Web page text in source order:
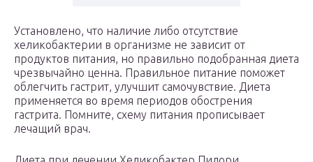
Установлено, что наличие либо отсутствие
хеликобактерии в организме не зависит от
продуктов питания, но правильно подобранная диета
чрезвычайно ценна. Правильное питание поможет
облегчить гастрит, улучшит самочувствие. Диета
применяется во время периодов обострения
гастрита. Помните, схему питания прописывает
лечащий врач.